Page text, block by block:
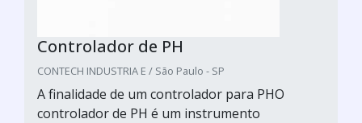
Controlador de PH
CONTECH INDUSTRIA E / São Paulo - SP
A finalidade de um controlador para PHO
controlador de PH é um instrumento